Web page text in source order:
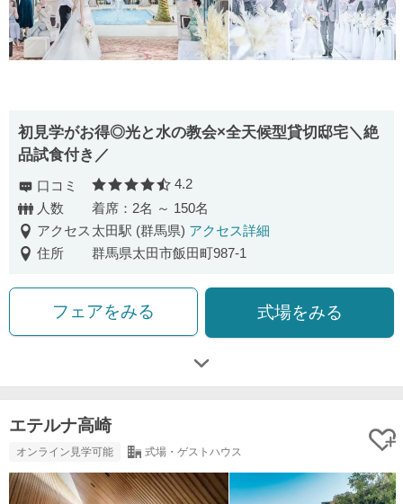
初見学がお得◎光と水の教会×全天候型貸切邸宅＼絶
品試食付き／
口コミ 口コミ評価
4.2
人数
着席：2名 ～ 150名
アクセス 太田駅 (群馬県) アクセス詳細
住所
群馬県太田市飯田町987-1
フェアをみる 式場をみる
エテルナ高崎
オンライン見学可能 式場・ゲストハウス